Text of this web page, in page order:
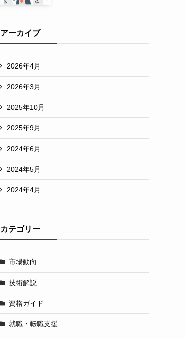
アーカイブ
2026年4月
2026年3月
2025年10月
2025年9月
2024年6月
2024年5月
2024年4月
カテゴリー
市場動向
技術解説
資格ガイド
就職・転職支援